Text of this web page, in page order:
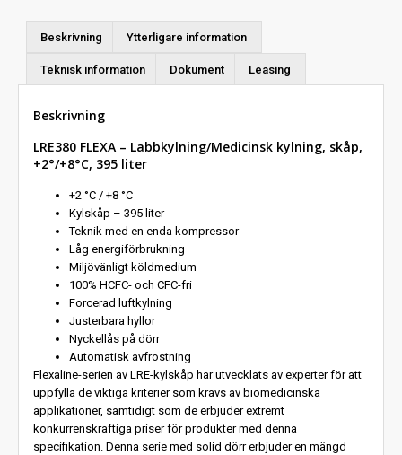
Beskrivning Ytterligare information
Teknisk information Dokument Leasing
Beskrivning
LRE380 FLEXA – Labbkylning/Medicinsk kylning, skåp,
+2°/+8°C, 395 liter
+2 °C / +8 °C
Kylskåp – 395 liter
Teknik med en enda kompressor
Låg energiförbrukning
Miljövänligt köldmedium
100% HCFC- och CFC-fri
Forcerad luftkylning
Justerbara hyllor
Nyckellås på dörr
Automatisk avfrostning
Flexaline-serien av LRE-kylskåp har utvecklats av experter för att
uppfylla de viktiga kriterier som krävs av biomedicinska
applikationer, samtidigt som de erbjuder extremt
konkurrenskraftiga priser för produkter med denna
specifikation. Denna serie med solid dörr erbjuder en mängd